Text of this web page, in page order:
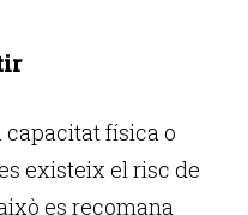
capacitat física o
existeix el risc de
es recomana